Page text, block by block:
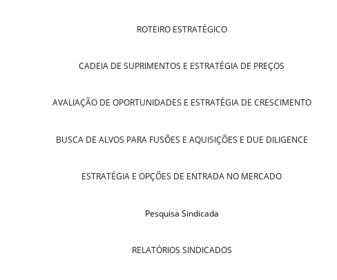
ROTEIRO ESTRATÉGICO
CADEIA DE SUPRIMENTOS E ESTRATÉGIA DE PREÇOS
AVALIAÇÃO DE OPORTUNIDADES E ESTRATÉGIA DE CRESCIMENTO
BUSCA DE ALVOS PARA FUSÕES E AQUISIÇÕES E DUE DILIGENCE
ESTRATÉGIA E OPÇÕES DE ENTRADA NO MERCADO
Pesquisa Sindicada
RELATÓRIOS SINDICADOS